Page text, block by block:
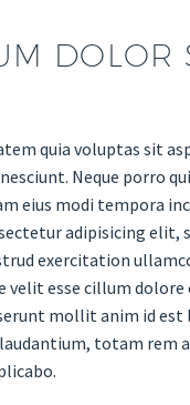
DOLOR
quia voluptas sit
Neque porro
eius modi tempora
adipisicing elit,
exercitation
esse cillum
mollit anim id
totam rem